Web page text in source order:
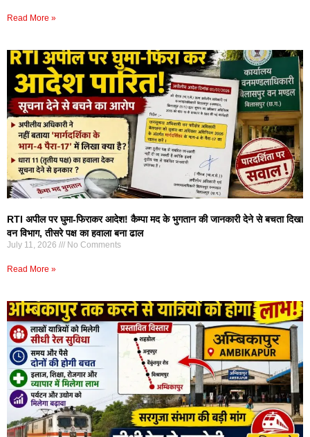
Read More »
RTI अपील पर घुमा-फिराकर आदेश! कैम्पा मद के भुगतान की जानकारी देने से बचता दिखा
वन विभाग, तीसरे पक्ष का हवाला बना ढाल
July 11, 2026 No Comments
Read More »